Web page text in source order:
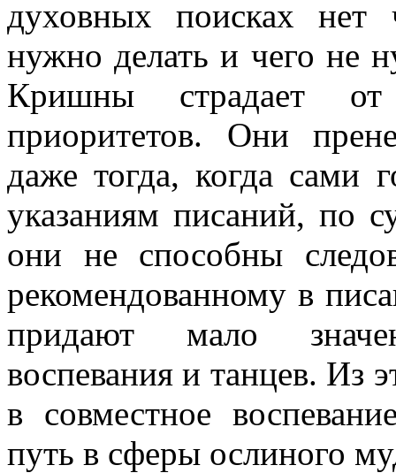
духовных поисках нет
нужно делать и чего не
Кришны страдает от
приоритетов. Они
даже тогда, когда сами
указаниям писаний, по
они не способны
рекомендованному в
придают мало
воспевания и танцев. Из
в совместное
путь в сферы ослиного